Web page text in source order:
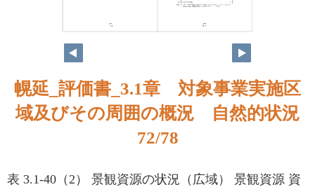
幌延_評価書_3.1章 対象事業実施区
域及びその周囲の概況 自然的状況
72/78
表 3.1-40（2） 景観資源の状況（広域） 景観資源 資